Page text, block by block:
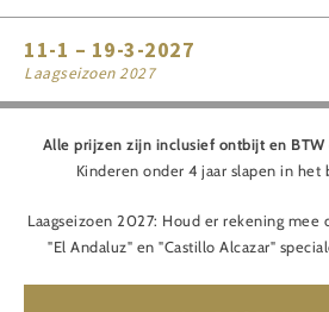
11-1 – 19-3-2027
Laagseizoen 2027
Alle prijzen zijn inclusief ontbijt en BTW
Kinderen onder 4 jaar slapen in het
Laagseizoen 2027: Houd er rekening
"El Andaluz" en "Castillo Alcazar"